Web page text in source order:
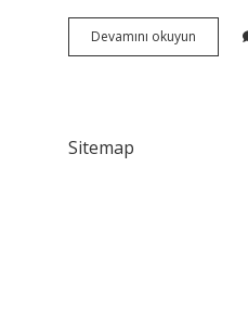
Devamını okuyun
Kimin
Sitemap